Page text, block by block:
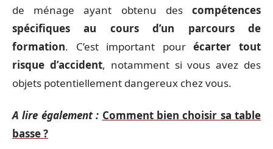
de ménage ayant obtenu des compétences
spécifiques au cours d’un parcours de
formation. C’est important pourécarter tout
risque d’accident, notamment si vous avez des
objets potentiellement dangereux chez vous.
A lire également : Comment bien choisir sa table
basse ?